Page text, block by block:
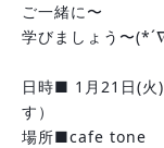
ご一緒に〜
学びましょう〜
日時■ 1月21日(火
す）
場所■cafe tone